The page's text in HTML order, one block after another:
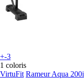
+-3
1 coloris
VirtuFit Rameur Aqua 200i